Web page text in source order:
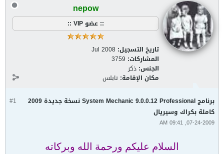
nepow
:: عضو VIP ::
تاريخ التسجيل: Jul 2008
المشاركات: 3759
الجنس: ذكر
مكان الإقامة: نابلس
#1
برنامج System Mechanic 9.0.0.12 Professional نسخة جديدة 2009
كاملة بكراك وسيريال
07-24-2009, 09:41 AM
السلام عليكم ورحمة الله وبركاته